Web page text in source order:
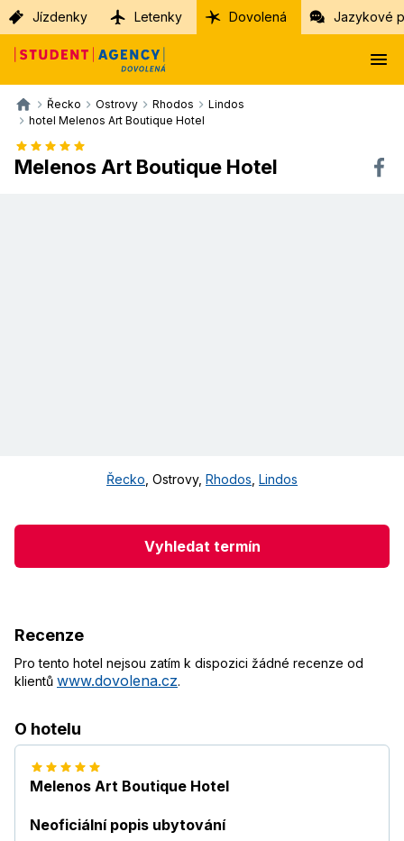
Jízdenky Letenky Dovolená Jazykové
Řecko Ostrovy Rhodos
Lindos
hotel Melenos Art Boutique Hotel
Melenos Art Boutique Hotel
Řecko Ostrovy, Rhodos Lindos
Vyhledat termín
Recenze
Pro tento hotel nejsou zatím k dispozici žádné recenze od
klientů www.dovolena.cz.
O hotelu
Melenos Art Boutique Hotel
Neoficiální popis ubytování